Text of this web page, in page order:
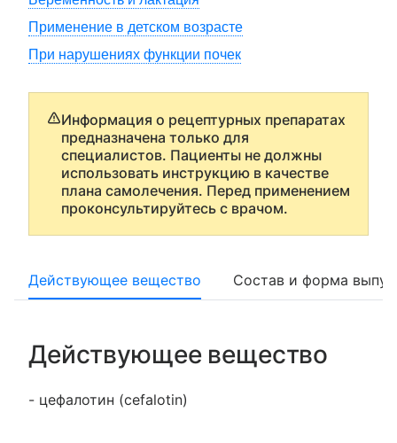
Применение в детском возрасте
При нарушениях функции почек
Информация о рецептурных препаратах
предназначена только для
специалистов. Пациенты не должны
использовать инструкцию в качестве
плана самолечения. Перед применением
проконсультируйтесь с врачом.
Действующее вещество Состав и форма
Действующее вещество
- цефалотин (cefalotin)